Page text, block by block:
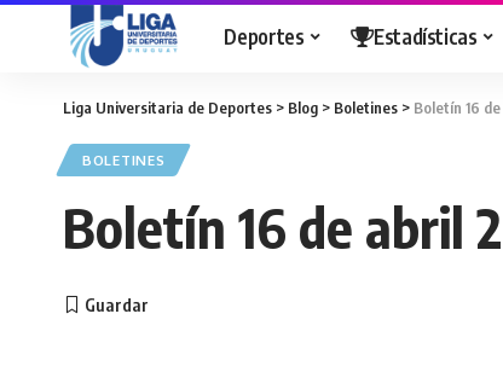
Deportes Estadísticas
Liga Universitaria de Deportes > Blog > Boletines > Boletín 16
BOLETINES
Boletín 16 de abril